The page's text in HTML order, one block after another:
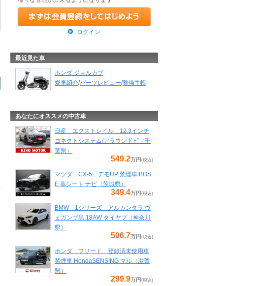
ログイン
最近見た車
ホンダ ジョルカブ
愛車紹介/パーツレビュー/整備手帳
あなたにオススメの中古車
日産 エクストレイル 12.3インチ
コネクトシステム/アラウンドビ（千
葉県）
549.2万円 (税込)
マツダ CX-5 デモUP 禁煙車 BOS
E 革シート ナビ（茨城県）
349.4万円 (税込)
BMW 1シリーズ アルカンタラ ヴ
ェガンザ黒 18AW タイヤプ（神奈川
県）
506.7万円 (税込)
ホンダ フリード 登録済未使用車
禁煙車 HondaSENSING マル（滋賀
県）
299.9万円 (税込)